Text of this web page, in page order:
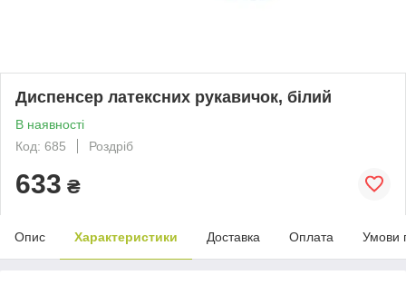
Диспенсер латексних рукавичок, білий
В наявності
Код: 685
Роздріб
633 ₴
Опис Характеристики Доставка Оплата Умови